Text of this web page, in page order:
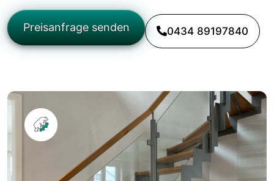
Preisanfrage senden 0434 89197840